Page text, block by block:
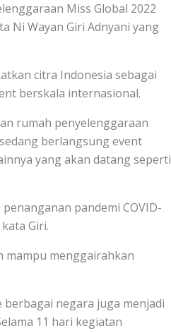
Miss Global 2022
Ni Wayan Giri Adnyani yang
citra Indonesia sebagai
berskala internasional.
rumah penyelenggaraan
berlangsung event
yang akan datang seperti
pandemi COVID-
Giri.
mampu menggairahkan
berbagai negara juga menjadi
11 hari kegiatan